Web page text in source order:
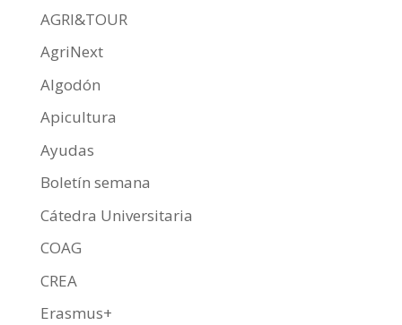
AGRI&TOUR
AgriNext
Algodón
Apicultura
Ayudas
Boletín semana
Cátedra Universitaria
COAG
CREA
Erasmus+